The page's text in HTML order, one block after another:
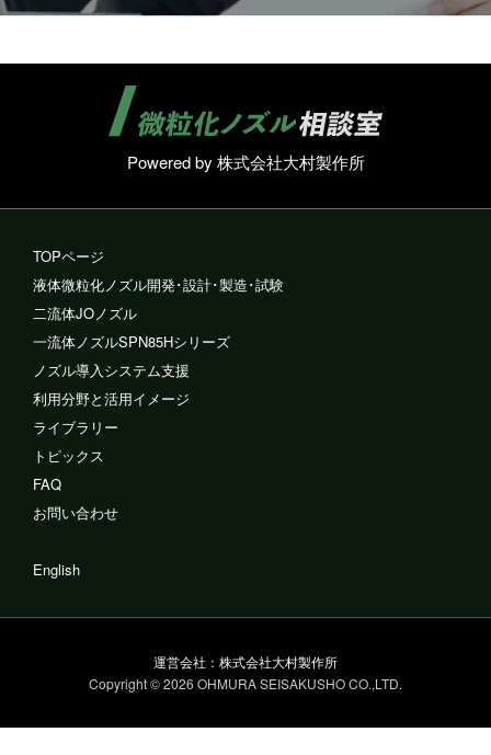
Powered by 株式会社大村製作所
TOPページ
液体微粒化ノズル開発･設計･製造･試験
二流体JOノズル
一流体ノズルSPN85Hシリーズ
ノズル導入システム支援
利用分野と活用イメージ
ライブラリー
トピックス
FAQ
お問い合わせ
English
運営会社：株式会社大村製作所
Copyright © 2026 OHMURA SEISAKUSHO CO.,LTD.